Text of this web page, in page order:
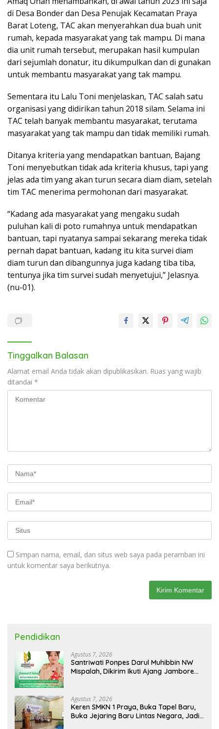
di Desa Bonder dan Desa Penujak Kecamatan Praya
Barat Loteng, TAC akan menyerahkan dua buah unit
rumah, kepada masyarakat yang tak mampu. Di mana
dia unit rumah tersebut, merupakan hasil kumpulan
dari sejumlah donatur, itu dikumpulkan dan di gunakan
untuk membantu masyarakat yang tak mampu.
Sementara itu Lalu Toni menjelaskan, TAC salah satu
organisasi yang didirikan tahun 2018 silam. Selama ini
TAC telah banyak membantu masyarakat, terutama
masyarakat yang tak mampu dan tidak memiliki rumah.
Ditanya kriteria yang mendapatkan bantuan, Bajang
Toni menyebutkan tidak ada kriteria khusus, tapi yang
jelas ada tim yang akan turun secara diam diam, setelah
tim TAC menerima permohonan dari masyarakat.
“Kadang ada masyarakat yang mengaku sudah
puluhan kali di poto rumahnya untuk mendapatkan
bantuan, tapi nyatanya sampai sekarang mereka tidak
pernah dapat bantuan, kadang itu kita survei diam
diam turun dan dibangunnya juga kadang tiba tiba,
tentunya jika tim survei sudah menyetujui,” Jelasnya.
(nu-01).
Tinggalkan Balasan
Alamat email Anda tidak akan dipublikasikan. Ruas yang wajib
ditandai *
Simpan nama, email, dan situs web saya pada peramban ini
untuk komentar saya berikutnya.
Pendidikan
Agustus 7, 2026
Santriwati Ponpes Darul Muhibbin NW
Mispalah, Dikirim Ikuti Ajang Jambore
Agustus 7, 2026
Keren SMKN 1 Praya, Buka Tapel Baru,
Buka Jejaring Baru Lintas Negara, Jadi